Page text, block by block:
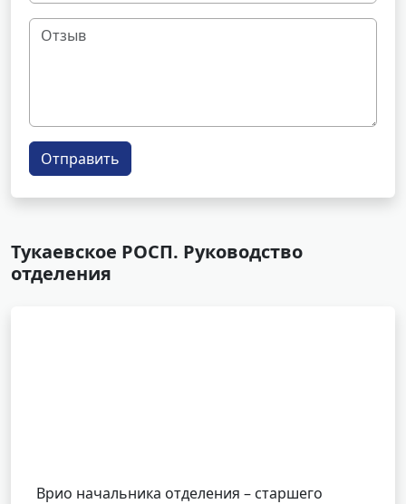
Отправить
Тукаевское РОСП. Руководство
отделения
Врио начальника отделения – старшего